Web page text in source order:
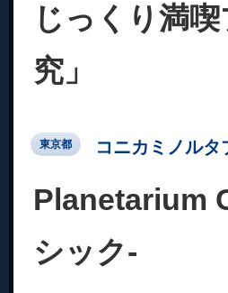
じっくり満
究」
東京都 コニカミノル
Planetarium
シック-